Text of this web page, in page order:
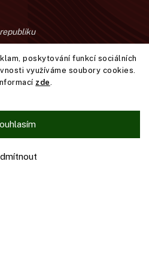
poskytování funkcí sociálních
využíváme soubory cookies.
zde.